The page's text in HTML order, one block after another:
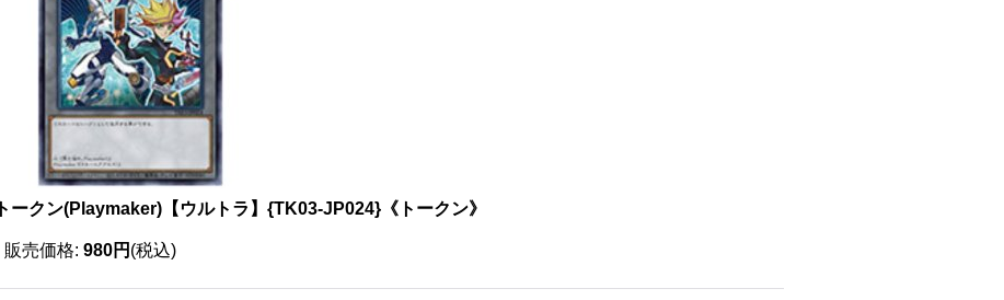
トークン(Playmaker)【ウルトラ】{TK03-JP024}《トークン》
販売価格: 980円 (税込)